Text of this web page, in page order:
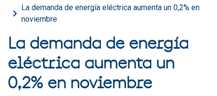
La demanda de energía eléctrica aumenta un 0,2% en
noviembre
La demanda de energía
eléctrica aumenta un
0,2% en noviembre